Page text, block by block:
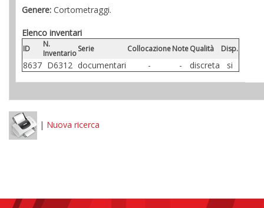
Genere: Cortometraggi.
Elenco inventari
ID
N.
InventarioSerie CollocazioneNoteQualità Disp.
8637 D6312 documentari - - discreta si
| Nuova ricerca